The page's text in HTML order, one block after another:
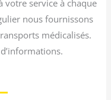
votre service à chaque
nous fournissons
médicalisés.